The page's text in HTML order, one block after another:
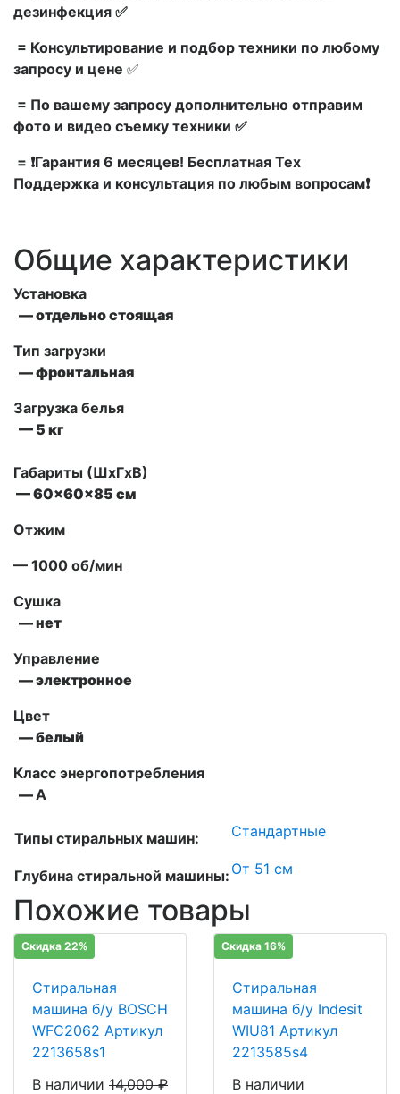
дезинфекция ✅
= Консультирование и подбор техники по любому
запросу и цене ✅
= По вашему запросу дополнительно отправим
фото и видео съемку техники ✅
= ❗Гарантия 6 месяцев! Бесплатная Тех
Поддержка и консультация по любым вопросам❗
Общие характеристики
Установка
— отдельно стоящая
Тип загрузки
— фронтальная
Загрузка белья
— 5 кг
Габариты (ШxГxВ)
— 60x60x85 см
Отжим
— 1000 об/мин
Сушка
— нет
Управление
— электронное
Цвет
— белый
Класс энергопотребления
—А
Типы стиральных машин: Стандартные
Глубина стиральной машины: От 51 см
Похожие товары
Скидка 22%
Стиральная
машина б/у BOSCH
WFC2062 Артикул
2213658s1
В наличии 14,000₽
Скидка 16%
Стиральная
машина б/у Indesit
WIU81 Артикул
2213585s4
В наличии